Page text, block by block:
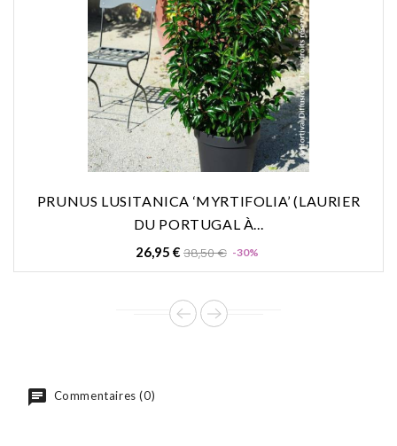
PRUNUS LUSITANICA ‘MYRTIFOLIA’ (LAURIER
DU PORTUGAL À...
26,95 € Prix
38,50 € -30%
Commentaires (0)